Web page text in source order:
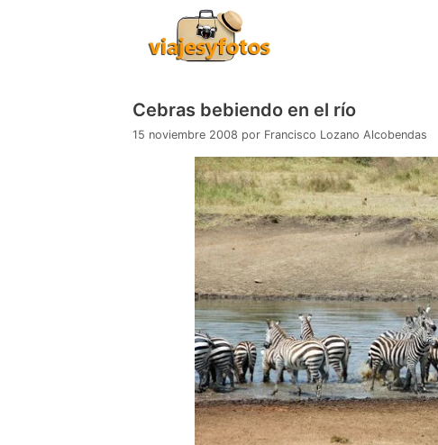
Cebras bebiendo en el río
15 noviembre 2008 por Francisco Lozano Alcobendas